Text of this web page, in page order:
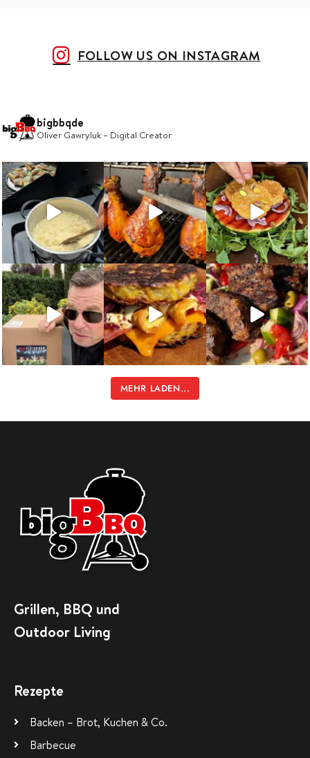
FOLLOW US ON INSTAGRAM
bigbbqde
Oliver Gawryluk – Digital Creator
MEHR LADEN...
Grillen, BBQ und
Outdoor Living
Rezepte
Backen – Brot, Kuchen & Co.
Barbecue